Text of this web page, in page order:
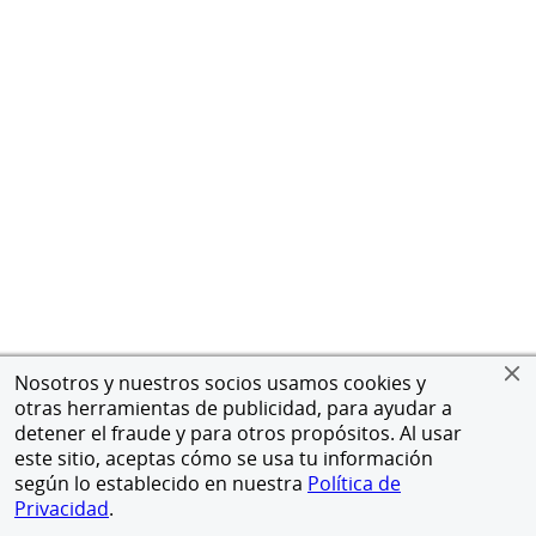
Nosotros y nuestros socios usamos cookies y
otras herramientas de publicidad, para ayudar a
detener el fraude y para otros propósitos. Al usar
este sitio, aceptas cómo se usa tu información
según lo establecido en nuestra Política de
Privacidad.